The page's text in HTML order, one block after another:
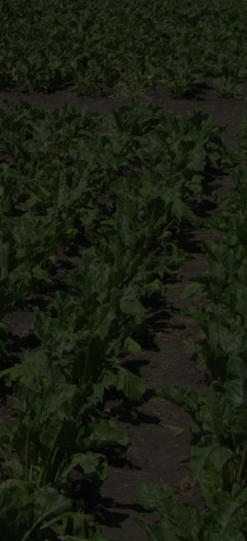
bedrijfspand
bedrijf kopen
nodig bij aankoop?
ondersteuning bij bemiddeling
je bedrijf waard is?